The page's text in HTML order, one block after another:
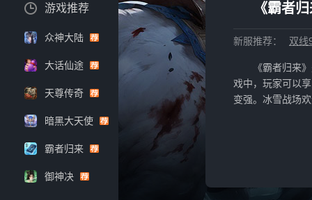
《霸者
新服推荐： 双线
《霸者归来
戏中，玩家可以
变强。冰雪战场
游戏推荐
众神大陆
大话仙途
天尊传奇
暗黑大天使
霸者归来
御神决